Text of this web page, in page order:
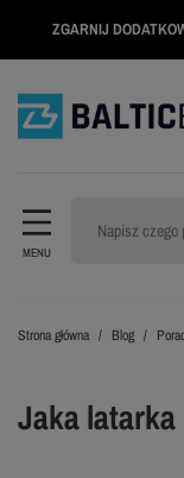
ZGARNIJ
MENU
Strona główna Blog
Jaka latarka